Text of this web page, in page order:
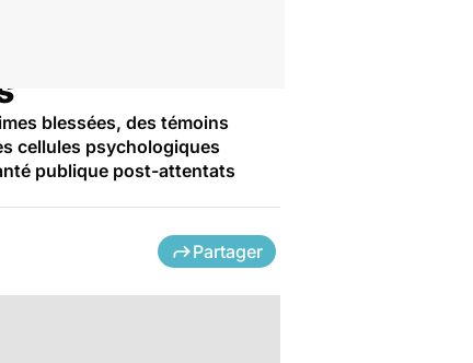
blessées, des témoins
cellules psychologiques
publique post-attentats
Partager